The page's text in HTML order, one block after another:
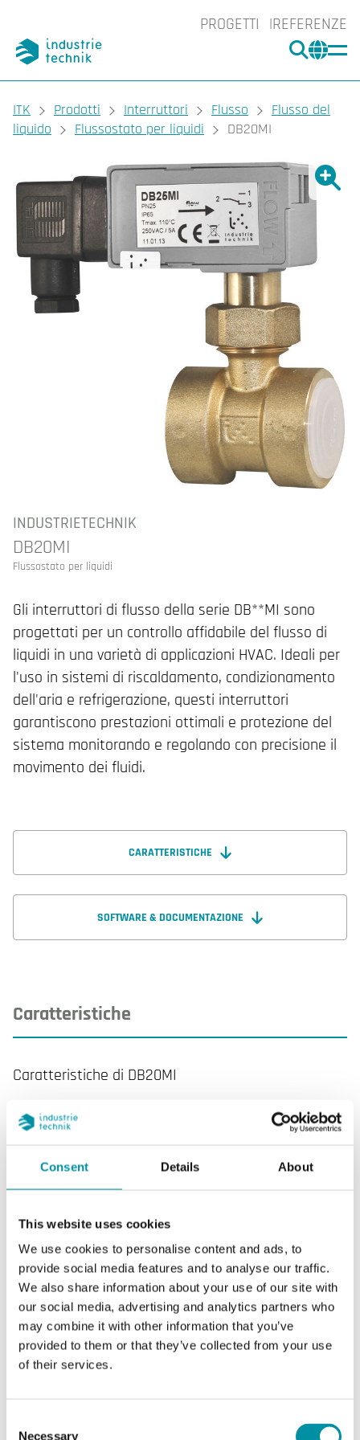
Consent Details About
This website uses cookies
We use cookies to personalise content and ads, to
provide social media features and to analyse our traffic.
We also share information about your use of our site with
our social media, advertising and analytics partners who
may combine it with other information that you’ve
provided to them or that they’ve collected from your use
of their services.
Necessary
PROGETTI REFERENZE
CERCA
You are here:
ITK Prodotti Interruttori Flusso
Flusso del
liquido
Flussostato per liquidi DB20MI
INDUSTRIETECHNIK
DB20MI
Flussostato per liquidi
Gli interruttori di flusso della serie DB**MI sono
progettati per un controllo affidabile del flusso di
liquidi in una varietà di applicazioni HVAC. Ideali per
l'uso in sistemi di riscaldamento, condizionamento
dell'aria e refrigerazione, questi interruttori
garantiscono prestazioni ottimali e protezione del
sistema monitorando e regolando con precisione il
movimento dei fluidi.
CARATTERISTICHE
SOFTWARE & DOCUMENTAZIONE
Caratteristiche
Caratteristiche di DB20MI
Valore di setpoint,
7.5 ... 11 l/min
Collegamento
F
Caratteristiche di Flussostato per liquidi
Contatto elettrico